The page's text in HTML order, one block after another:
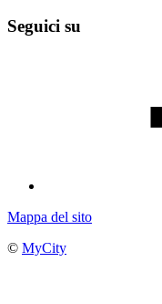
Seguici su
Mappa del sito
© MyCity